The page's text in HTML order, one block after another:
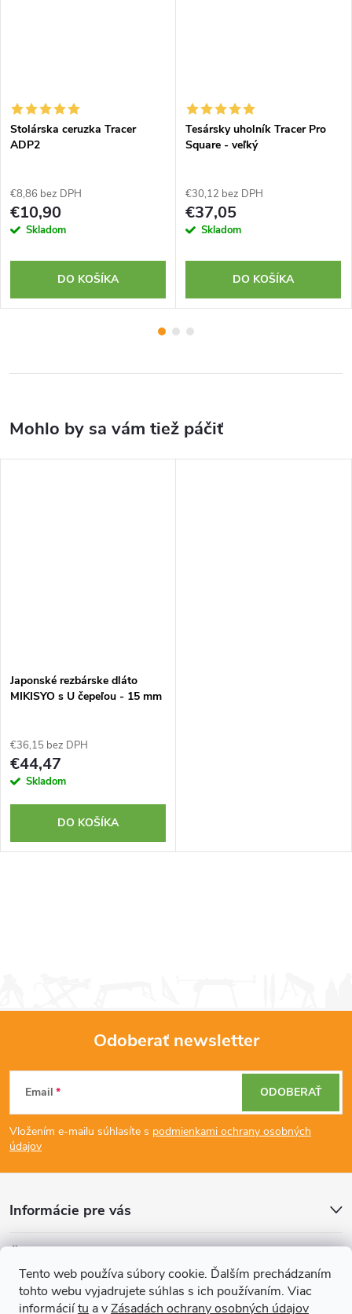
Tento web používa súbory cookie. Ďalším prechádzaním
tohto webu vyjadrujete súhlas s ich používaním. Viac
informáciítu a vZásadách ochrany osobných údajov
Stolárska ceruzka Tracer
ADP2
€8,86 bez DPH
€10,90
Skladom
DO KOŠÍKA
Tesársky uholník Tracer Pro
Square - veľký
€30,12 bez DPH
€37,05
Skladom
DO KOŠÍKA
Japonské rezbárske dláto
MIKISYO s U čepeľou - 15 mm
€36,15 bez DPH
€44,47
Skladom
DO KOŠÍKA
Z
á
p
ä
t
Odoberať newsletter
Email
Vložením e-mailu súhlasíte s podmienkami ochrany osobných
údajov
ODOBERAŤ
Informácie pre vás
Prijímame online platby